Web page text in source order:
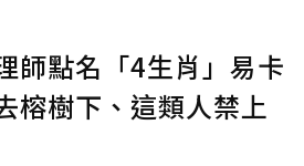
師點名「4生肖」易卡
榕樹下、這類人禁上